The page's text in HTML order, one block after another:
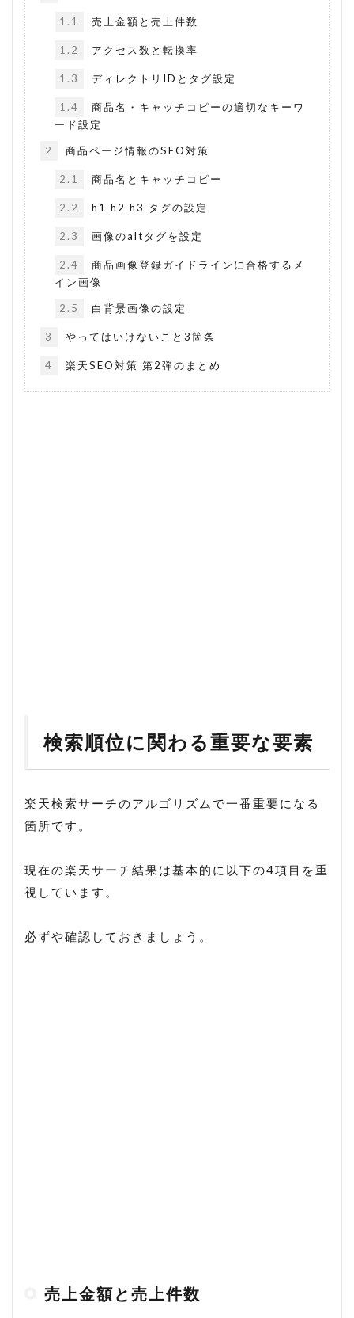
1.1 売上金額と売上件数
1.2 アクセス数と転換率
1.3 ディレクトリIDとタグ設定
1.4
商品名・キャッチコピーの適切なキーワ
ード設定
2 商品ページ情報のSEO対策
2.1 商品名とキャッチコピー
2.2 h1 h2 h3 タグの設定
2.3 画像のaltタグを設定
2.4
商品画像登録ガイドラインに合格するメ
イン画像
2.5 白背景画像の設定
3 やってはいけないこと3箇条
4 楽天SEO対策 第2弾のまとめ
検索順位に関わる重要な要素
楽天検索サーチのアルゴリズムで一番重要になる
箇所です。
現在の楽天サーチ結果は基本的に以下の4項目を重
視しています。
必ずや確認しておきましょう。
売上金額と売上件数